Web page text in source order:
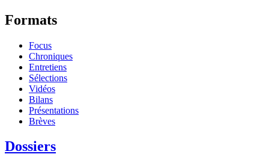
Formats
Focus
Chroniques
Entretiens
Sélections
Vidéos
Bilans
Présentations
Brèves
Dossiers